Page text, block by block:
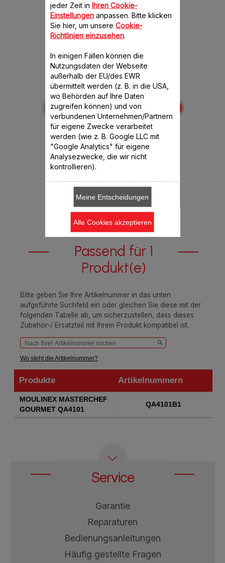
Deckel für Mixbehälter
MS-0A17731
Spritzschutz für Ihren Mixer
Verfügbare Menge.
€ 3,99
In den Warenkorb legen
Passend für 1
Produkt(e)
Bitte geben Sie Ihre Artikelnummer in das unten
aufgeführte Suchfeld ein oder gleichen Sie diese mit der
folgenden Tabelle ab, um sicherzustellen, dass dieses
Zubehör-/ Ersatzteil mit Ihrem Produkt kompatibel ist.
Wo steht die Artikelnummer?
Produkte
Artikelnummern
Produkte
MOULINEX MASTERCHEF
GOURMET QA4101
QA4101B1
Service
Garantie
Reparaturen
Bedienungsanleitungen
Häufig gestellte Fragen
jeder Zeit in Ihren Cookie-
Einstellungenanpassen. Bitte klicken
Sie hier, um unsere Cookie-
Richtlinien einzusehen.
In einigen Fällen können die
Nutzungsdaten der Webseite
außerhalb der EU/des EWR
übermittelt werden (z. B. in die USA,
wo Behörden auf Ihre Daten
zugreifen können) und von
verbundenen Unternehmen/Partnern
für eigene Zwecke verarbeitet
werden (wie z. B. Google LLC mit
"Google Analytics" für eigene
Analysezwecke, die wir nicht
kontrollieren).
Meine Entscheidungen
Alle Cookies akzeptieren